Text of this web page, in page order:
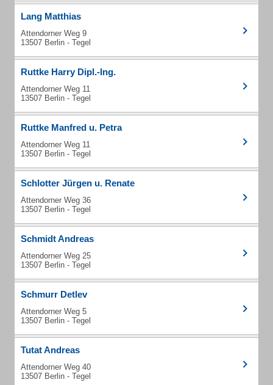
Lang Matthias
Attendorner Weg 9
13507 Berlin - Tegel
Ruttke Harry Dipl.-Ing.
Attendorner Weg 11
13507 Berlin - Tegel
Ruttke Manfred u. Petra
Attendorner Weg 11
13507 Berlin - Tegel
Schlotter Jürgen u. Renate
Attendorner Weg 36
13507 Berlin - Tegel
Schmidt Andreas
Attendorner Weg 25
13507 Berlin - Tegel
Schmurr Detlev
Attendorner Weg 5
13507 Berlin - Tegel
Tutat Andreas
Attendorner Weg 40
13507 Berlin - Tegel